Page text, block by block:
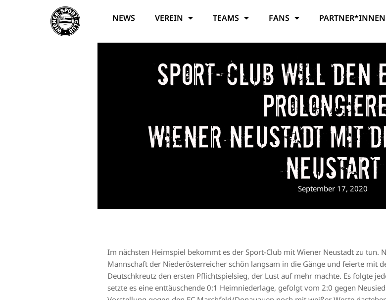
NEWS VEREIN TEAMS FANS PARTNER*INNEN
Sport-Club will
Wiener Neustadt mit
Neustart
September 17, 2020
Im nächsten Heimspiel bekommt es der Sport-Club mit Wiener Neustadt zu tun.
Mannschaft der Niederösterreicher schön langsam in die Gänge und feierte mit
Deutschkreutz den ersten Pflichtspielsieg, der Lust auf mehr machte. Es folgte
setzte es eine enttäuschende 0:1 Heimniederlage, gefolgt vom 2:0 gegen